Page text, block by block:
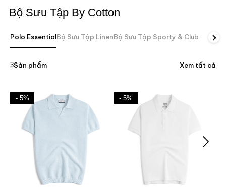
Bộ Sưu Tập By Cotton
Polo EssentialBộ Sưu Tập LinenBộ Sưu Tập Sporty & Club
- 5% - 5%
Sản phẩm
3 Xem tất cả